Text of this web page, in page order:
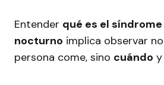
Entender qué es el
nocturno implica observar
persona come, sino cuándo y